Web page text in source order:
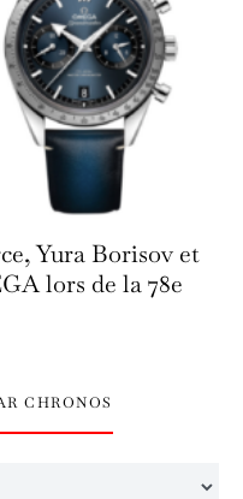
Yura Borisov et
lors de la 78e
CHRONOS